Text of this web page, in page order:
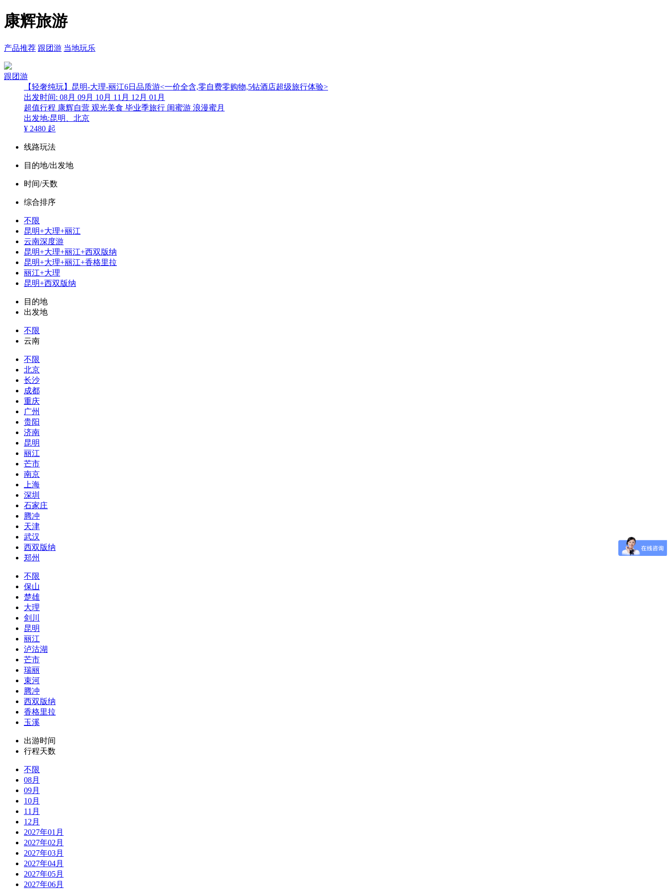
康辉旅游
产品推荐 跟团游 当地玩乐
跟团游
【轻奢纯玩】昆明-大理-丽江6日品质游<一价全含,零自费零购物,5钻酒店超级旅行体验>
出发时间: 08月 09月 10月 11月 12月 01月
超值行程 康辉自营 观光美食 毕业季旅行 闺蜜游 浪漫蜜月
出发地:昆明、北京
¥ 2480 起
线路玩法
目的地/出发地
时间/天数
综合排序
不限
昆明+大理+丽江
云南深度游
昆明+大理+丽江+西双版纳
昆明+大理+丽江+香格里拉
丽江+大理
昆明+西双版纳
目的地
出发地
不限
云南
不限
北京
长沙
成都
重庆
广州
贵阳
济南
昆明
丽江
芒市
南京
上海
深圳
石家庄
腾冲
天津
武汉
西双版纳
郑州
不限
保山
楚雄
大理
剑川
昆明
丽江
泸沽湖
芒市
瑞丽
束河
腾冲
西双版纳
香格里拉
玉溪
出游时间
行程天数
不限
08月
09月
10月
11月
12月
2027年01月
2027年02月
2027年03月
2027年04月
2027年05月
2027年06月